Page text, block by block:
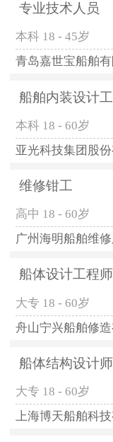
专业技术人员
本科 18 - 45岁
青岛嘉世宝船舶有
船舶内装设计
本科 18 - 60岁
亚光科技集团股
维修钳工
高中 18 - 60岁
广州海明船舶维
船体设计工程
大专 18 - 60岁
舟山宁兴船舶修造
船体结构设计师
大专 18 - 60岁
上海博天船舶科技